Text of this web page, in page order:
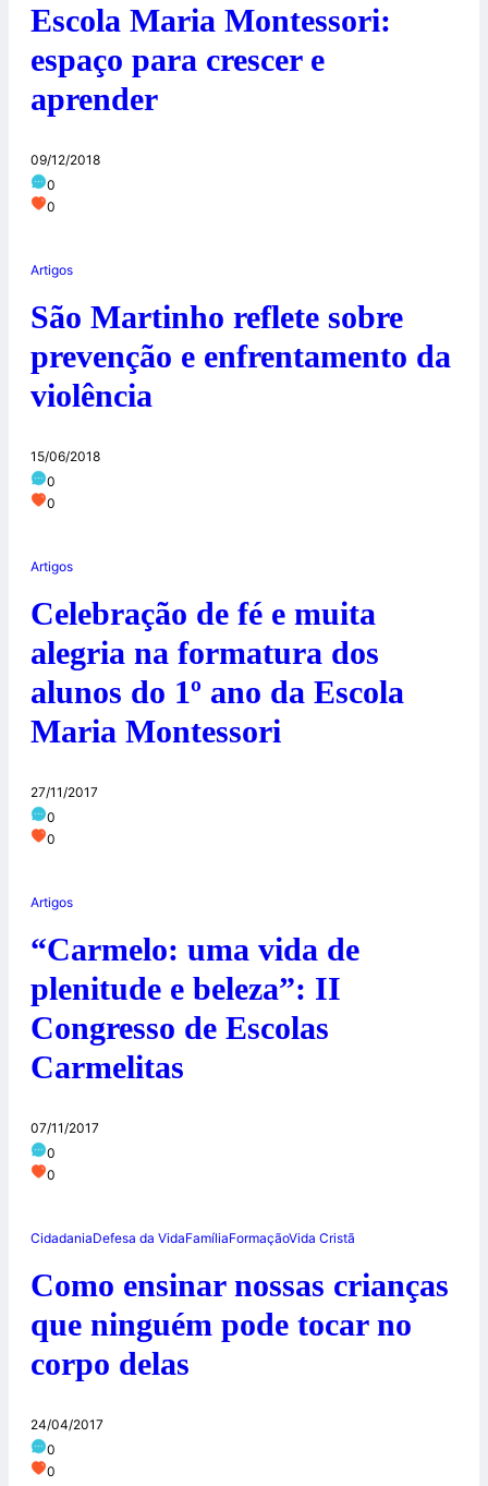
Escola Maria Montessori:
espaço para crescer e
aprender
09/12/2018
0
0
Artigos
São Martinho reflete sobre
prevenção e enfrentamento da
violência
15/06/2018
0
0
Artigos
Celebração de fé e muita
alegria na formatura dos
alunos do 1º ano da Escola
Maria Montessori
27/11/2017
0
0
Artigos
“Carmelo: uma vida de
plenitude e beleza”: II
Congresso de Escolas
Carmelitas
07/11/2017
0
0
CidadaniaDefesa da VidaFamíliaFormaçãoVida Cristã
Como ensinar nossas crianças
que ninguém pode tocar no
corpo delas
24/04/2017
0
0